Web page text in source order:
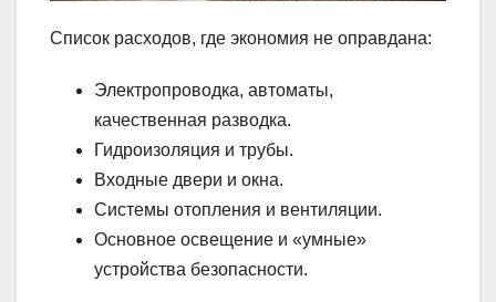
Список расходов, где экономия не оправдана:
Электропроводка, автоматы,
качественная разводка.
Гидроизоляция и трубы.
Входные двери и окна.
Системы отопления и вентиляции.
Основное освещение и «умные»
устройства безопасности.